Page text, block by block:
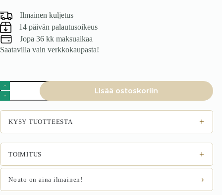
Ilmainen kuljetus
14 päivän palautusoikeus
Jopa 36 kk maksuaikaa
Saatavilla vain verkkokaupasta!
VENTO
GOO-
60/58
etupuoli,
väri:
antrasiitti
määrä
Lisää ostoskoriin
KYSY TUOTTEESTA +
TOIMITUS +
Nouto on aina ilmainen! ›